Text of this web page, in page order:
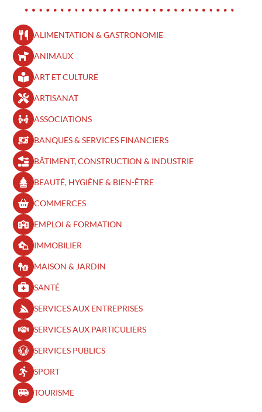
ALIMENTATION & GASTRONOMIE
ANIMAUX
ART ET CULTURE
ARTISANAT
ASSOCIATIONS
BANQUES & SERVICES FINANCIERS
BÂTIMENT, CONSTRUCTION & INDUSTRIE
BEAUTÉ, HYGIÈNE & BIEN-ÊTRE​
COMMERCES
EMPLOI & FORMATION
IMMOBILIER
MAISON & JARDIN
SANTÉ
SERVICES AUX ENTREPRISES
SERVICES AUX PARTICULIERS
SERVICES PUBLICS
SPORT
TOURISME